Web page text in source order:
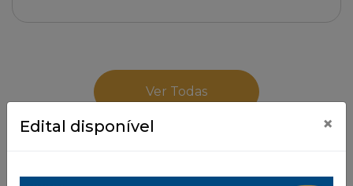
Ver Todas
Edital disponível ×